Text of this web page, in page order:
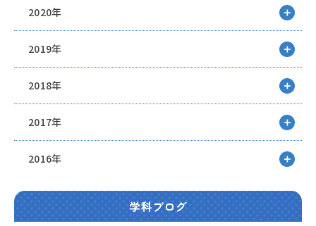
2020年
2019年
2018年
2017年
2016年
学科ブログ